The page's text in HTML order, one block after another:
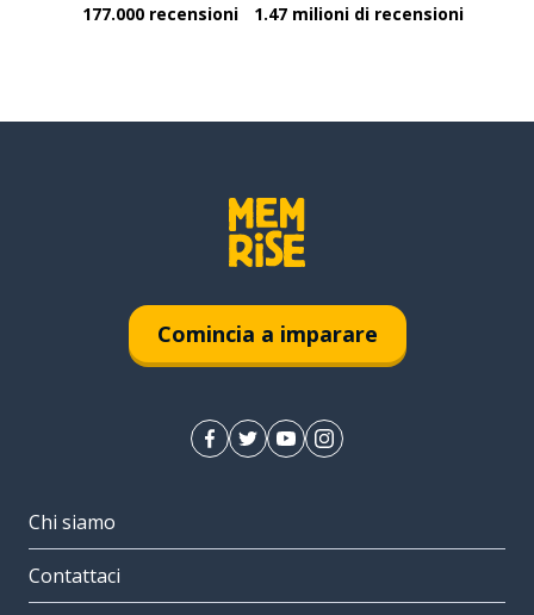
177.000 recensioni 1.47 milioni di recensioni
Comincia a imparare
Chi siamo
Contattaci